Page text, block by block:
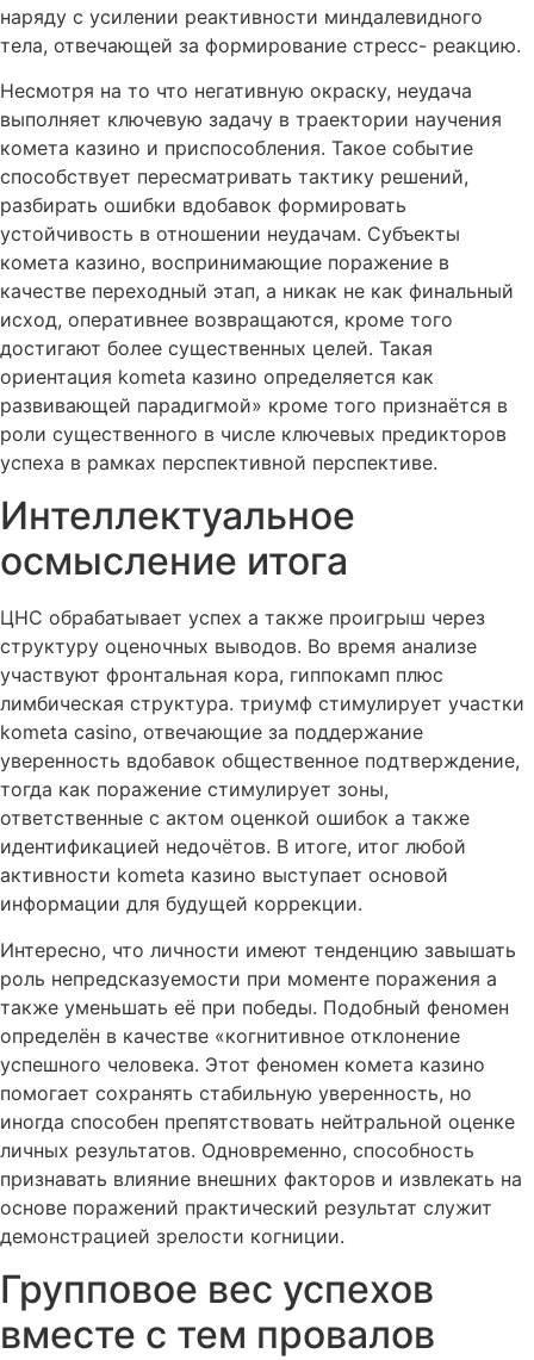
наряду с усилении реактивности миндалевидного
тела, отвечающей за формирование стресс- реакцию.
Несмотря на то что негативную окраску, неудача
выполняет ключевую задачу в траектории научения
комета казино и приспособления. Такое событие
способствует пересматривать тактику решений,
разбирать ошибки вдобавок формировать
устойчивость в отношении неудачам. Субъекты
комета казино, воспринимающие поражение в
качестве переходный этап, а никак не как финальный
исход, оперативнее возвращаются, кроме того
достигают более существенных целей. Такая
ориентация kometa казино определяется как
развивающей парадигмой» кроме того признаётся в
роли существенного в числе ключевых предикторов
успеха в рамках перспективной перспективе.
Интеллектуальное
осмысление итога
ЦНС обрабатывает успех а также проигрыш через
структуру оценочных выводов. Во время анализе
участвуют фронтальная кора, гиппокамп плюс
лимбическая структура. триумф стимулирует участки
kometa casino, отвечающие за поддержание
уверенность вдобавок общественное подтверждение,
тогда как поражение стимулирует зоны,
ответственные с актом оценкой ошибок а также
идентификацией недочётов. В итоге, итог любой
активности kometa казино выступает основой
информации для будущей коррекции.
Интересно, что личности имеют тенденцию завышать
роль непредсказуемости при моменте поражения а
также уменьшать её при победы. Подобный феномен
определён в качестве «когнитивное отклонение
успешного человека. Этот феномен комета казино
помогает сохранять стабильную уверенность, но
иногда способен препятствовать нейтральной оценке
личных результатов. Одновременно, способность
признавать влияние внешних факторов и извлекать на
основе поражений практический результат служит
демонстрацией зрелости когниции.
Групповое вес успехов
вместе с тем провалов